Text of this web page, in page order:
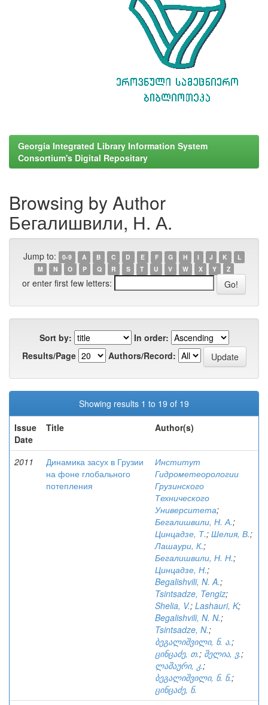
Georgia Integrated Library Information System
Consortium's Digital Repositary
Browsing by Author
Бегалишвили, Н. А.
Jump to: 0-9 A B C D E F G H I J K
L
M
N O P Q R S T U V W X Y Z
or enter first few letters:
Sort by:
In order:
Results/Page
Authors/Record:
Showing results 1 to 19 of 19
Issue
Date
Title Author(s)
2011
Динамика засух в Грузии
на фоне глобального
потепления
Институт
Гидрометеорологии
Грузинского
Технического
Университета;
Бегалишвили, Н. А.;
Цинцадзе, Т.; Шелия, В.;
Лашаури, К.;
Бегалишвили, Н. Н.;
Цинцадзе, Н.;
Begalishvili, N. A.;
Tsintsadze, Tengiz;
Shelia, V.; Lashauri, K;
Begalishvili, N. N.;
Tsintsadze, N.;
ბეგალიშვილი, ნ. ა.;
ცინცაძე, თ.; შელია, ვ.;
ლაშაური, კ.;
ბეგალიშვილი, ნ. ნ.;
ცინცაძე, ნ.